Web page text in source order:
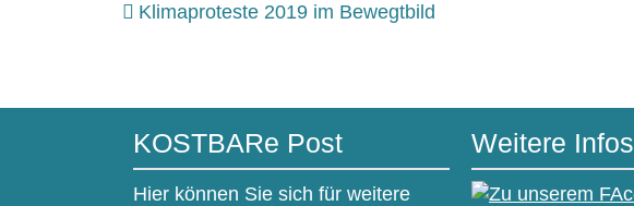
Klimaproteste 2019 im Bewegtbild
KOSTBARe Post
Hier können Sie sich für weitere
Weitere Infos